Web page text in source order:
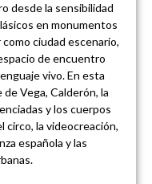
desde la sensibilidad
en monumentos
ciudad escenario,
de encuentro
vivo. En esta
Vega, Calderón, la
y los cuerpos
circo, la videocreación,
española y las